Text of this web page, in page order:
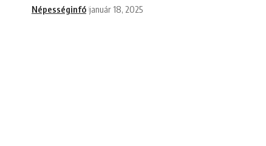
Népességinfó január 18, 2025